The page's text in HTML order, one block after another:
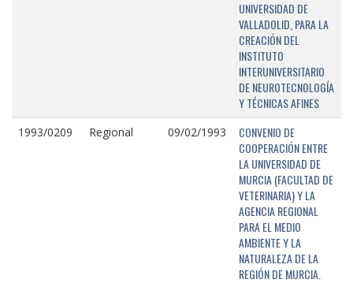
UNIVERSIDAD DE
VALLADOLID, PARA LA
CREACIÓN DEL
INSTITUTO
INTERUNIVERSITARIO
DE NEUROTECNOLOGÍA
Y TÉCNICAS AFINES
1993/0209 Regional 09/02/1993
CONVENIO DE
COOPERACIÓN ENTRE
LA UNIVERSIDAD DE
MURCIA (FACULTAD DE
VETERINARIA) Y LA
AGENCIA REGIONAL
PARA EL MEDIO
AMBIENTE Y LA
NATURALEZA DE LA
REGIÓN DE MURCIA.